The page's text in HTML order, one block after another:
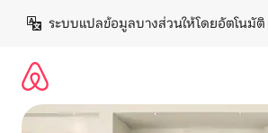
เนื้อหา
ระบบแปลข้อมูลบางส่วนให้โดยอัตโนมัติ